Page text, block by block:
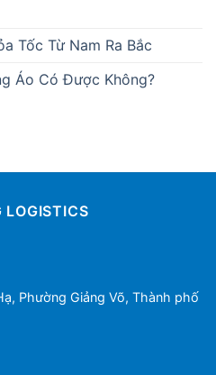
Tốc Từ Nam Ra Bắc
Áo Có Được Không?
LOGISTICS
Phường Giảng Võ, Thành phố